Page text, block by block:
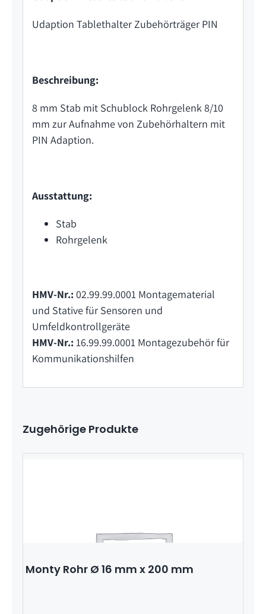
Udaption Tablethalter Zubehörträger PIN
Beschreibung:
8 mm Stab mit Schublock Rohrgelenk 8/10
mm zur Aufnahme von Zubehörhaltern mit
PIN Adaption.
Ausstattung:
Stab
Rohrgelenk
HMV-Nr.: 02.99.99.0001 Montagematerial
und Stative für Sensoren und
Umfeldkontrollgeräte
HMV-Nr.: 16.99.99.0001 Montagezubehör für
Kommunikationshilfen
Zugehörige Produkte
Monty Rohr Ø 16 mm x 200 mm